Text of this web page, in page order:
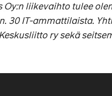
Oy:n liikevaihto tulee
30 IT-ammattilaista.
ry sekä